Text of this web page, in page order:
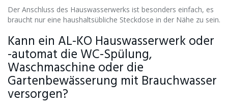
Der Anschluss des Hauswasserwerks ist besonders einfach, es
braucht nur eine haushaltsübliche Steckdose in der Nähe zu sein.
Kann ein AL-KO Hauswasserwerk oder
-automat die WC-Spülung,
Waschmaschine oder die
Gartenbewässerung mit Brauchwasser
versorgen?